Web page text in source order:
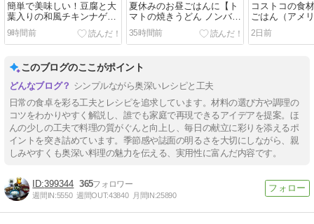
簡単で美味しい！豆腐と大
葉入りの和風チキンナゲッ
トで晩ごはん
9時間前
夏休みのお昼ごはんに【ト
マトの焼きうどん ノンバタ
ーホワイトのせ】と引き続
きコストコ祭り中
35時間前
コストコの食
ごはん（アメ
ムビーフ焼き
コを使って）
2日前
このブログのここがポイント
シンプルながら奥深いレシピと工夫
日常の食卓を彩る工夫とレシピを追求しています。材料の選び方や調理の
コツをわかりやすく解説し、誰でも家庭で再現できるアイデアを提案。ほ
んの少しの工夫で料理の質がぐんと向上し、毎日の献立に彩りを添えるポ
イントを突き詰めています。季節感や誌面の明るさを大切にしながら、親
しみやすくも奥深い料理の魅力を伝える、実用性に富んだ内容です。
399344 365
週間IN:5550 週間OUT:43840 月間IN:25890